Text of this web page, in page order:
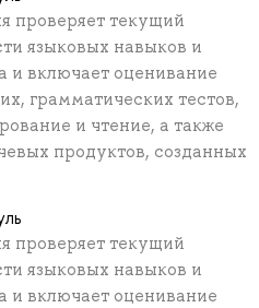
проверяет текущий
языковых навыков и
и включает оценивание
грамматических тестов,
и чтение, а также
продуктов, созданных
проверяет текущий
языковых навыков и
и включает оценивание